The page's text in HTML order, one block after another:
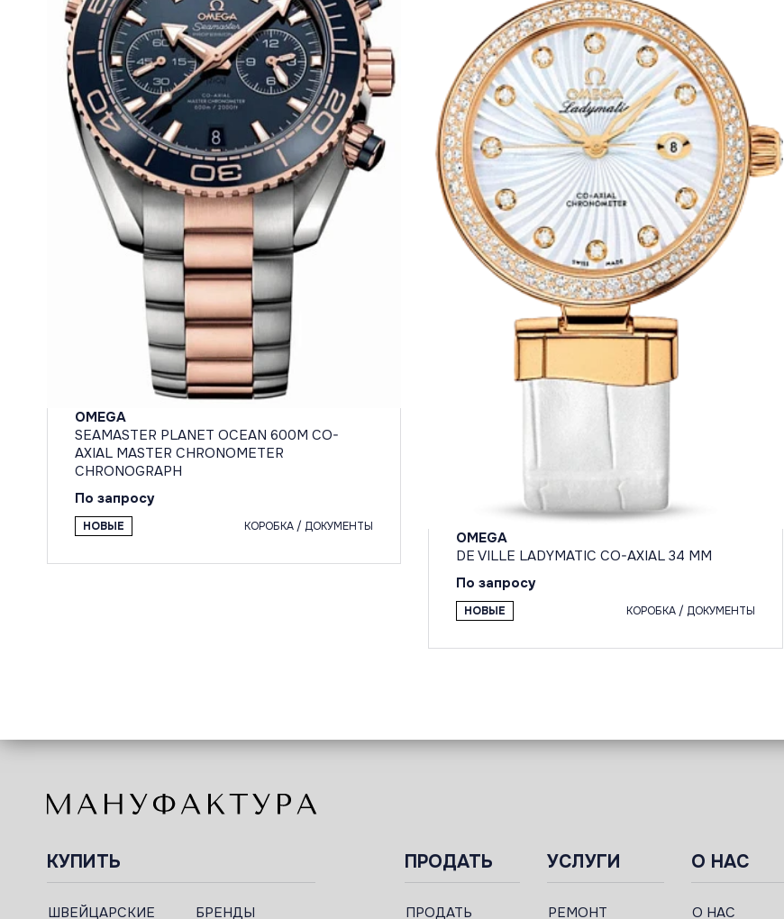
OMEGA
SEAMASTER PLANET OCEAN 600M CO-
AXIAL MASTER CHRONOMETER
CHRONOGRAPH
По запросу
НОВЫЕ КОРОБКА / ДОКУМЕНТЫ
OMEGA
DE VILLE LADYMATIC CO-AXIAL 34 MM
По запросу
НОВЫЕ КОРОБКА / ДОКУМЕНТЫ
КУПИТЬ
ШВЕЙЦАРСКИЕ БРЕНДЫ
ПРОДАТЬ
ПРОДАТЬ
УСЛУГИ
РЕМОНТ
О НАС
О НАС